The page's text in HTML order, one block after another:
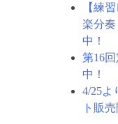
【練
楽分
中！
第16
中！
4/25よ
ト販